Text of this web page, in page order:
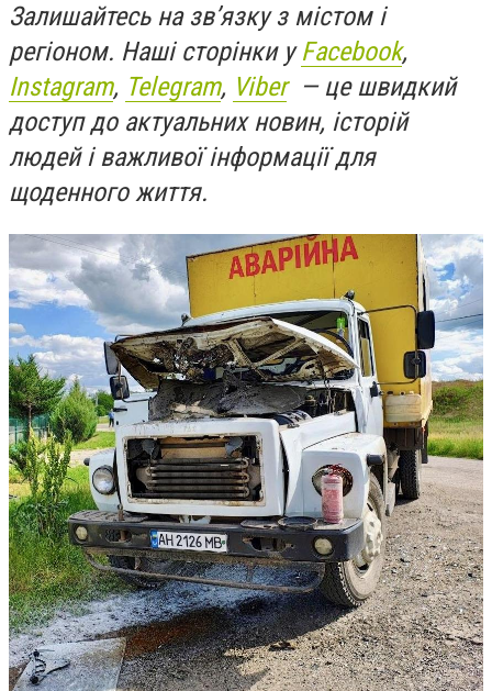
Залишайтесь на зв’язку з містом і
регіоном. Наші сторінки уFacebook,
Instagram, Telegram, Viber— це швидкий
доступ до актуальних новин, історій
людей і важливої інформації для
щоденного життя.